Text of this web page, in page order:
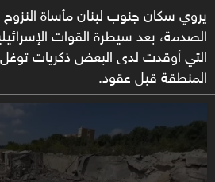
يروي سكان جنوب لبنان مأساة
الصدمة، بعد سيطرة القوات
التي أوقدت لدى البعض ذكريات
المنطقة قبل عقود.